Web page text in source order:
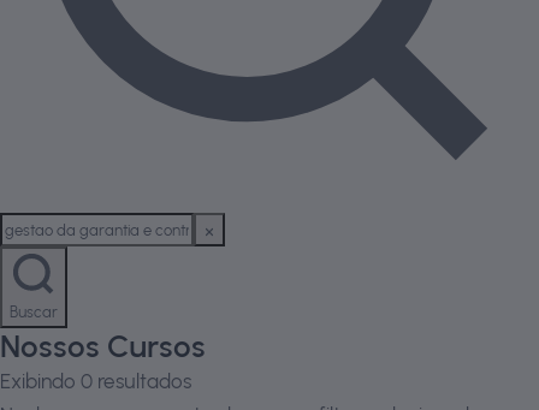
Buscar
Nossos Cursos
Exibindo 0 resultados